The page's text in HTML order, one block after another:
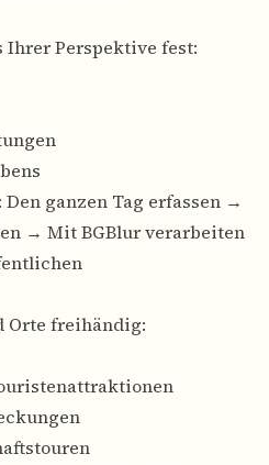
Ihrer Perspektive fest:
: Den ganzen Tag erfassen →
→ Mit BGBlur verarbeiten
Orte freihändig: